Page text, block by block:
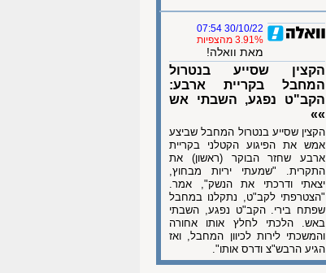
30/10/22 07:54
3.91% מהצפיות
מאת וואלה!
הקצין שסייע בנטרול
המחבל בקריית ארבע:
הקב"ט נפגע, השבתי אש
»»
הקצין שסייע בנטרול המחבל שביצע
אמש את הפיגוע הקטלני בקריית
ארבע שחזר הבוקר (ראשון) את
התקרית. "שמעתי יריות מבחוץ,
יצאתי ודרכתי את הנשק", אמר.
"הצטרפתי לקב"ט, נתקלנו במחבל
שפתח בירי. הקב"ט נפגע, השבתי
באש. הלכתי לחלץ אותו אחורה
והמשכתי לירות לכיוון המחבל, ואז
הגיע הרבש"צ ודרס אותו".